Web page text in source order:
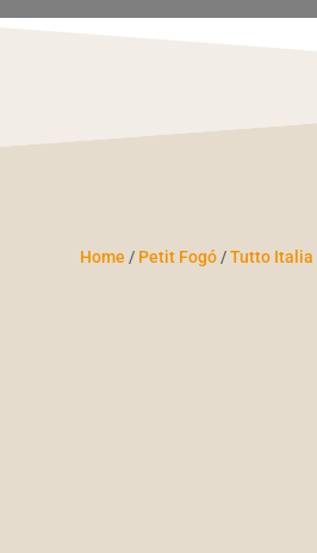
Home / Petit Fogó /Tutto Italia